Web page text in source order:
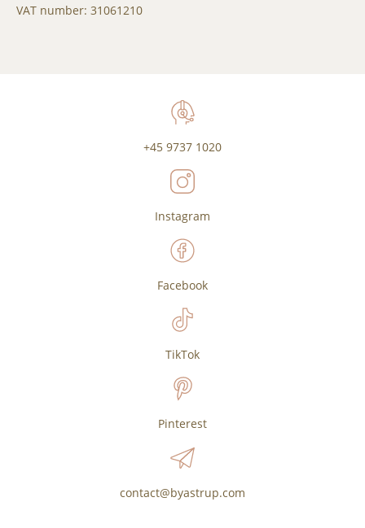
VAT number: 31061210
+45 9737 1020
Instagram
Facebook
TikTok
Pinterest
contact@byastrup.com